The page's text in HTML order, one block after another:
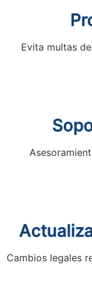
Evita multas
Cambios legales